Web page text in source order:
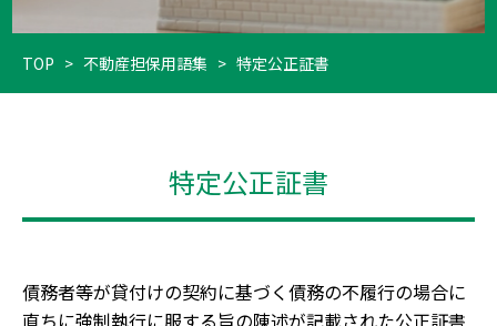
TOP > 不動産担保用語集 > 特定公正証書
特定公正証書
債務者等が貸付けの契約に基づく債務の不履行の場合に
直ちに強制執行に服する旨の陳述が記載された公正証書